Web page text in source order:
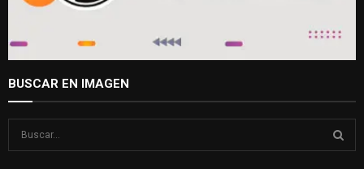
BUSCAR EN IMAGEN